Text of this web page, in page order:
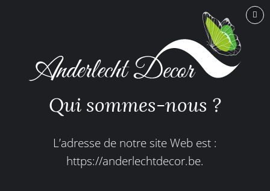
Qui sommes-nous ?
L’adresse de notre site Web est :
https://anderlechtdecor.be.